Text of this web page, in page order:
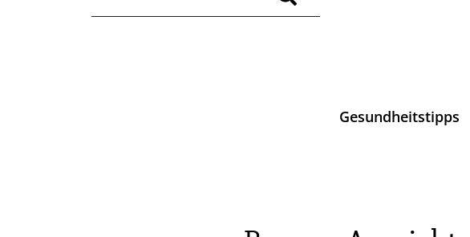
Gesundheitstipps